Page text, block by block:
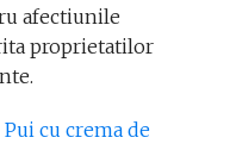
afectiunile
proprietatilor
cu crema de